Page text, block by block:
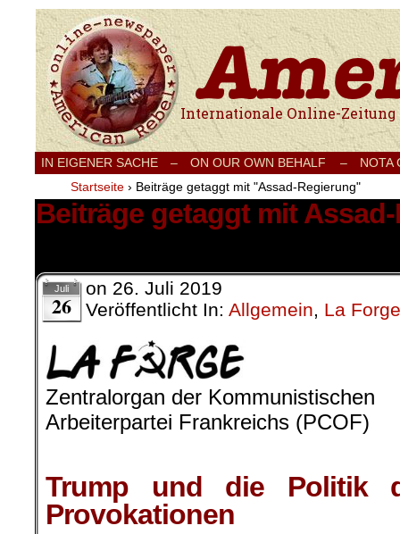
Internationale Onlinezeitung für Frieden,
IN EIGENER SACHE – ON OUR OWN BEHALF –
NOTA
Startseite › Beiträge getaggt mit "Assad-Regierung"
Beiträge getaggt mit
Juli
26
on 26. Juli 2019
Veröffentlicht In: Allgemein, La Forge
Zentralorgan der Kommunistischen
Arbeiterpartei Frankreichs (PCOF)
Trump und die Politik
Provokationen